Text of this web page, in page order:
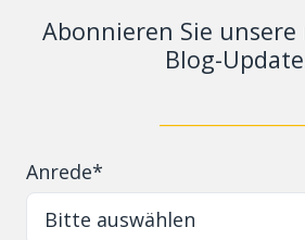
Abonnieren Sie
Blog-
Anrede*